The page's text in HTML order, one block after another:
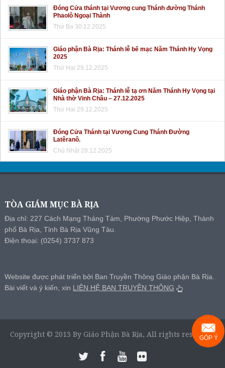
Đóng Cửa thánh tại Vương cung Thánh đường Thánh
Phaolô Ngoại Thành
Thứ Ba 30.12.2025
Giáo phận Bà Rịa: Thánh lễ bế mạc Năm Thánh Hy Vọng
2025
Thứ Hai 29.12.2025
Giáo phận Bà Rịa: Thánh lễ tạ ơn Năm Thánh Hy Vọng tại
Nhà thờ Vinh Châu – 27.12.2025
Thứ Hai 29.12.2025
Đóng Cửa Thánh tại Vương Cung Thánh Đường
Latêranô.
Chủ Nhật 28.12.2025
TÒA GIÁM MỤC BÀ RỊA
Địa chỉ: 227 Cách Mạng Tháng Tám, Phường Phước Hiệp, Thành
phố Bà Rịa, Tỉnh Bà Rịa Vũng Tàu.
Điện thoại: (0254) 3737 873
Website được phát triển bởi Ban Truyền Thông Giáo phận Bà Rịa.
Bài viết và ý kiến, xin LIÊN HỆ BAN TRUYỀN THÔNG
Copyright © 2013 By Giáo Phận Bà Rịa, All rights reserved.
GÓP Ý